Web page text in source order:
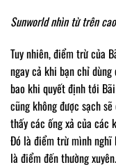
Sunworld nhìn từ trên cao
Tuy nhiên, điểm trừ của
ngay cả khi bạn chỉ
bao khi quyết định tới
cũng không được sạch
thấy các ống xả của các
Đó là điểm trừ mình nghĩ
là điểm đến thường xuyên.